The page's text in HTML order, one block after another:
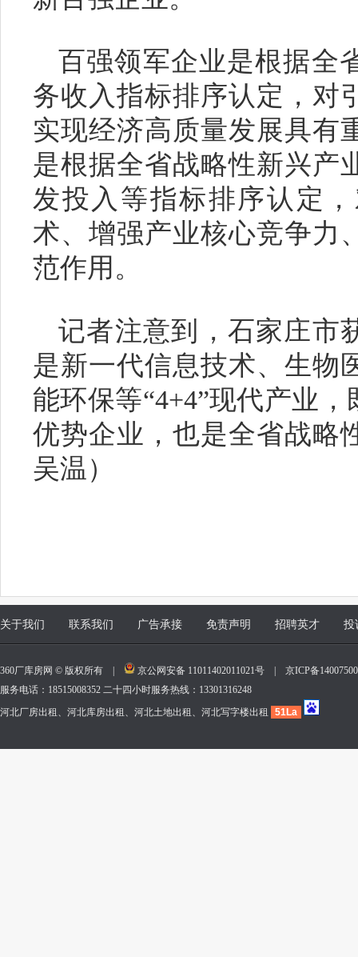
百强领军企业是根据全
务收入指标排序认定，对
实现经济高质量发展具有
是根据全省战略性新兴产
发投入等指标排序认定
术、增强产业核心竞争力
范作用。
记者注意到，石家庄市
是新一代信息技术、生物
能环保等“4+4”现代产业
优势企业，也是全省战略
吴温）
关于我们 联系我们 广告承接 免责声明 招聘英才 投
360厂库房网 © 版权所有 | 京公网安备 11011402011021号
京ICP备
服务电话：18515008352 二十四小时服务热线：13301316248
河北厂房出租、河北库房出租、河北土地出租、河北写字楼出租
51La